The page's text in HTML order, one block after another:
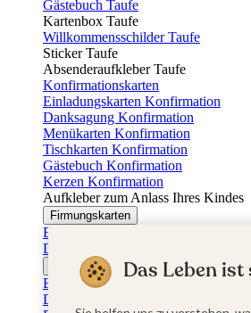
Gästebuch Taufe
Kartenbox Taufe
Willkommensschilder Taufe
Sticker Taufe
Absenderaufkleber Taufe
Konfirmationskarten
Einladungskarten Konfirmation
Danksagung Konfirmation
Menükarten Konfirmation
Tischkarten Konfirmation
Gästebuch Konfirmation
Kerzen Konfirmation
Aufkleber zum Anlass Ihres Kindes
Firmungskarten
Einladungskarten Firmung
Dankeskarten Firmung
Jugendweihekarten
Einladungskarten Jugendweihe
Dankeskarten Jugendweihe
Das Leben